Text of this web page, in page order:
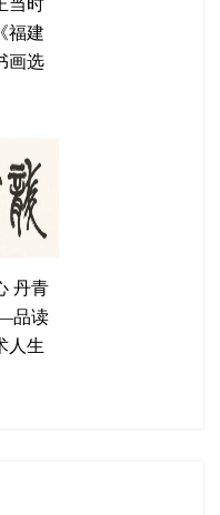
建
画选
丹青
品读
人生